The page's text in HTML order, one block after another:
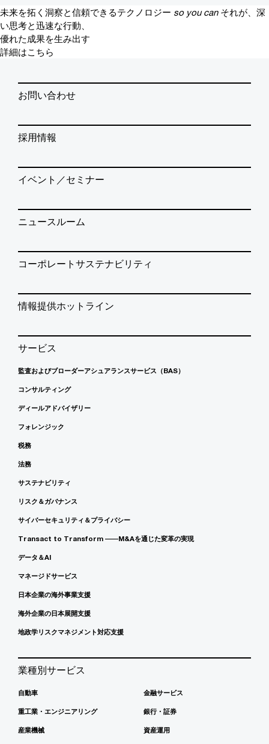
未来を拓く洞察と信頼できるテクノロジー so you can それが、深
い思考と迅速な行動、
優れた成果を生み出す
詳細はこちら
お問い合わせ
採用情報
イベント／セミナー
ニュースルーム
コーポレートサステナビリティ
情報提供ホットライン
サービス
監査およびブローダーアシュアランスサービス（BAS）
コンサルティング
ディールアドバイザリー
フォレンジック
税務
法務
サステナビリティ
リスク＆ガバナンス
サイバーセキュリティ＆プライバシー
Transact to Transform ――M&Aを通じた変革の実現
データ＆AI
マネージドサービス
日本企業の海外事業支援
海外企業の日本展開支援
地政学リスクマネジメント対応支援
業種別サービス
自動車
重工業・エンジニアリング
産業機械
金融サービス
銀行・証券
資産運用